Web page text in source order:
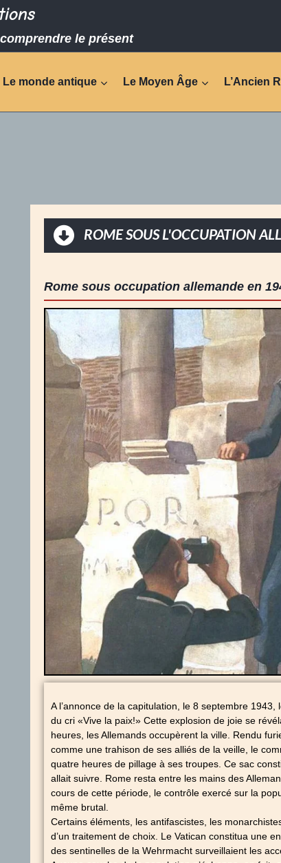
le présent
Le monde antique Le Moyen Âge L’Ancien
ROME SOUS L'OCCUPATION
Rome sous occupation allemande en
A l’annonce de la capitulation, le 8 septembre
du cri «Vive la paix!» Cette explosion de joie se
heures, les Allemands occupèrent la ville. Rendu
comme une trahison de ses alliés de la veille, le
quatre heures de pillage à ses troupes. Ce sac
allait suivre. Rome resta entre les mains des
cours de cette période, le contrôle exercé sur la
même brutal.
Certains éléments, les antifascistes, les
d’un traitement de choix. Le Vatican constitua une
des sentinelles de la Wehrmacht surveillaient les